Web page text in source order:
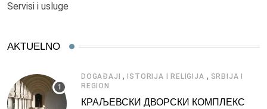
Servisi i usluge
AKTUELNO
DOGAĐAJI , ISTORIJA I RELIGIJA , SRBIJA I
REGION
КРАЉЕВСКИ ДВОРСКИ КОМПЛЕКС